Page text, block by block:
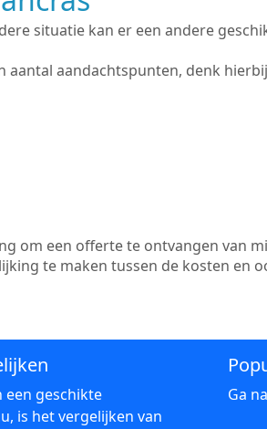
situatie kan er een andere
aantal aandachtspunten, denk
om een offerte te ontvangen van
te maken tussen de kosten en
een geschikte
is het vergelijken van
Ga